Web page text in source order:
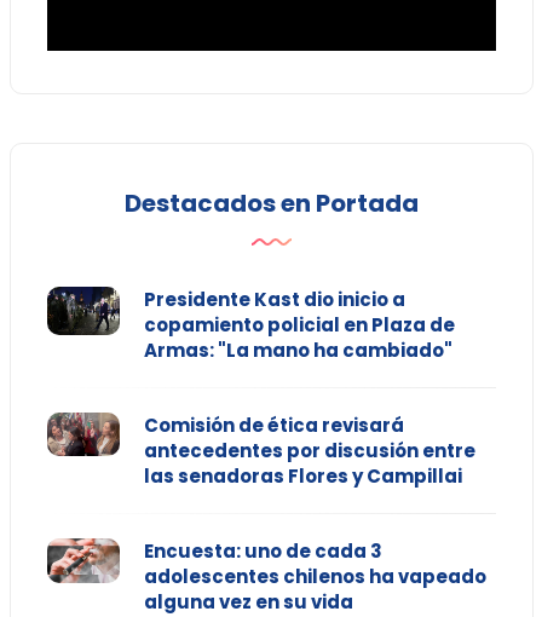
Destacados en Portada
Presidente Kast dio inicio a
copamiento policial en Plaza de
Armas: "La mano ha cambiado"
Comisión de ética revisará
antecedentes por discusión entre
las senadoras Flores y Campillai
Encuesta: uno de cada 3
adolescentes chilenos ha vapeado
alguna vez en su vida